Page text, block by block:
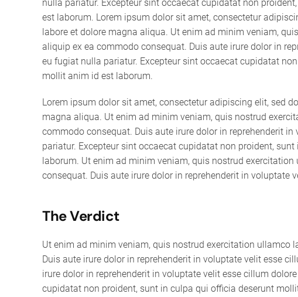
nulla pariatur. Excepteur sint occaecat cupidatat non
est laborum. Lorem ipsum dolor sit amet, consectetur
labore et dolore magna aliqua. Ut enim ad minim veniam,
aliquip ex ea commodo consequat. Duis aute irure dolor in
eu fugiat nulla pariatur. Excepteur sint occaecat cupidatat
mollit anim id est laborum.
Lorem ipsum dolor sit amet, consectetur adipiscing elit, sed
magna aliqua. Ut enim ad minim veniam, quis nostrud
commodo consequat. Duis aute irure dolor in reprehenderit
pariatur. Excepteur sint occaecat cupidatat non proident,
laborum. Ut enim ad minim veniam, quis nostrud
consequat. Duis aute irure dolor in reprehenderit in voluptate
The Verdict
Ut enim ad minim veniam, quis nostrud exercitation ullamco
Duis aute irure dolor in reprehenderit in voluptate velit esse
irure dolor in reprehenderit in voluptate velit esse cillum
cupidatat non proident, sunt in culpa qui officia deserunt